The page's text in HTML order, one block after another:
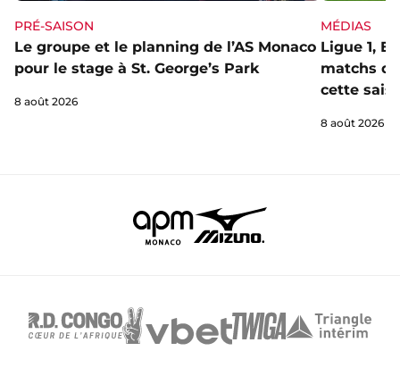
PRÉ-SAISON
Le groupe et le planning de l’AS Monaco
pour le stage à St. George’s Park
8 août 2026
MÉDIAS
Ligue 1,
matchs
cette
8 août 2026